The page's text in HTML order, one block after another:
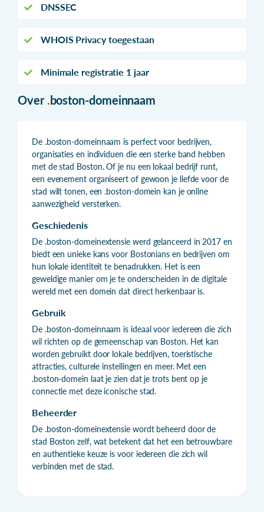
DNSSEC
WHOIS Privacy toegestaan
Minimale registratie 1 jaar
Over .boston-domeinnaam
De .boston-domeinnaam is perfect voor bedrijven,
organisaties en individuen die een sterke band hebben
met de stad Boston. Of je nu een lokaal bedrijf runt,
een evenement organiseert of gewoon je liefde voor de
stad wilt tonen, een .boston-domein kan je online
aanwezigheid versterken.
Geschiedenis
De .boston-domeinextensie werd gelanceerd in 2017 en
biedt een unieke kans voor Bostonians en bedrijven om
hun lokale identiteit te benadrukken. Het is een
geweldige manier om je te onderscheiden in de digitale
wereld met een domein dat direct herkenbaar is.
Gebruik
De .boston-domeinnaam is ideaal voor iedereen die zich
wil richten op de gemeenschap van Boston. Het kan
worden gebruikt door lokale bedrijven, toeristische
attracties, culturele instellingen en meer. Met een
.boston-domein laat je zien dat je trots bent op je
connectie met deze iconische stad.
Beheerder
De .boston-domeinextensie wordt beheerd door de
stad Boston zelf, wat betekent dat het een betrouwbare
en authentieke keuze is voor iedereen die zich wil
verbinden met de stad.